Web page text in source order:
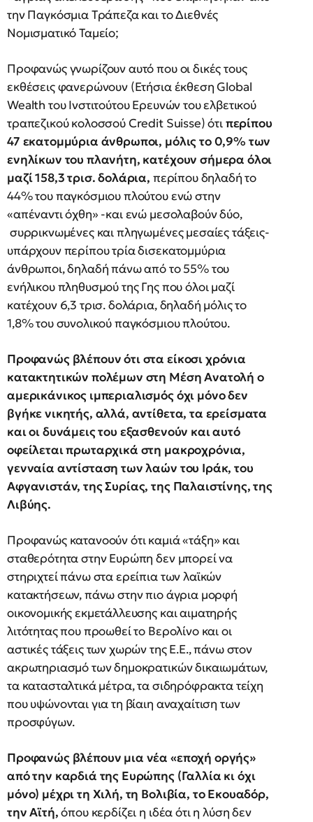
την Παγκόσμια Tράπεζα και το Διεθνές
Νομισματικό Ταμείο;
Προφανώς γνωρίζουν αυτό που οι δικές τους
εκθέσεις φανερώνουν (Ετήσια έκθεση Global
Wealth του Ινστιτούτου Ερευνών του ελβετικού
τραπεζικού κολοσσού Credit Suisse) ότιπερίπου
47 εκατομμύρια άνθρωποι, μόλις το 0,9% των
ενηλίκων του πλανήτη, κατέχουν σήμερα όλοι
μαζί 158,3 τρισ. δολάρια, περίπου δηλαδή το
44% του παγκόσμιου πλούτου ενώ στην
«απέναντι όχθη» -και ενώ μεσολαβούν δύο,
συρρικνωμένες και πληγωμένες μεσαίες τάξεις-
υπάρχουν περίπου τρία δισεκατομμύρια
άνθρωποι, δηλαδή πάνω από το 55% του
ενήλικου πληθυσμού της Γης που όλοι μαζί
κατέχουν 6,3 τρισ. δολάρια, δηλαδή μόλις το
1,8% του συνολικού παγκόσμιου πλούτου.
Προφανώς βλέπουν ότι στα είκοσι χρόνια
κατακτητικών πολέμων στη Μέση Ανατολή ο
αμερικάνικος ιμπεριαλισμός όχι μόνο δεν
βγήκε νικητής, αλλά, αντίθετα, τα ερείσματα
και οι δυνάμεις του εξασθενούν και αυτό
οφείλεται πρωταρχικά στη μακροχρόνια,
γενναία αντίσταση των λαών του Ιράκ, του
Αφγανιστάν, της Συρίας, της Παλαιστίνης, της
Λιβύης.
Προφανώς κατανοούν ότι καμιά «τάξη» και
σταθερότητα στην Ευρώπη δεν μπορεί να
στηριχτεί πάνω στα ερείπια των λαϊκών
κατακτήσεων, πάνω στην πιο άγρια μορφή
οικονομικής εκμετάλλευσης και αιματηρής
λιτότητας που προωθεί το Βερολίνο και οι
αστικές τάξεις των χωρών της Ε.Ε., πάνω στον
ακρωτηριασμό των δημοκρατικών δικαιωμάτων,
τα κατασταλτικά μέτρα, τα σιδηρόφρακτα τείχη
που υψώνονται για τη βίαιη αναχαίτιση των
προσφύγων.
Προφανώς βλέπουν μια νέα «εποχή οργής»
από την καρδιά της Ευρώπης (Γαλλία κι όχι
μόνο) μέχρι τη Χιλή, τη Βολιβία, το Εκουαδόρ,
την Αϊτή,όπου κερδίζει η ιδέα ότι η λύση δεν